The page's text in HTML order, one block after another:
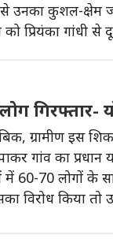
से उनका कुशल-क्षेम
को प्रियंका गांधी
गिरफ्तार-
ग्रामीण इस
गांव का
में 60-70 लोगों
विरोध किया तो